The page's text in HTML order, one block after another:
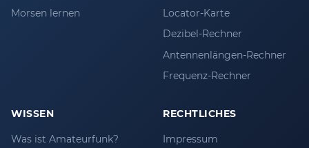
Morsen lernen
Locator-Karte
Dezibel-Rechner
Antennenlängen-Rechner
Frequenz-Rechner
WISSEN
Was ist Amateurfunk?
RECHTLICHES
Impressum